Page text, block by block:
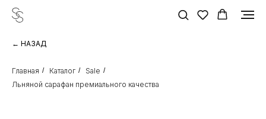
← НАЗАД
Главная / Каталог / Sale /
Льняной сарафан премиального качества